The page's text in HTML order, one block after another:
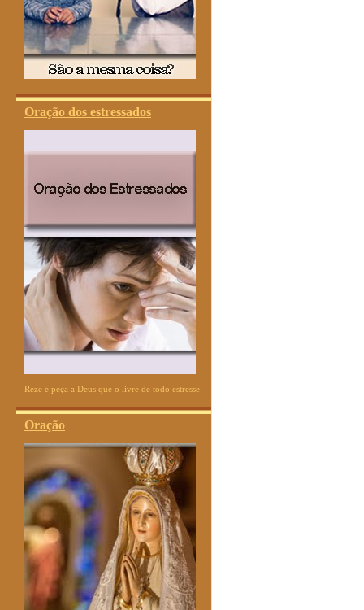
Oração dos estressados
Reze e peça a Deus que o livre de todo estresse
Oração